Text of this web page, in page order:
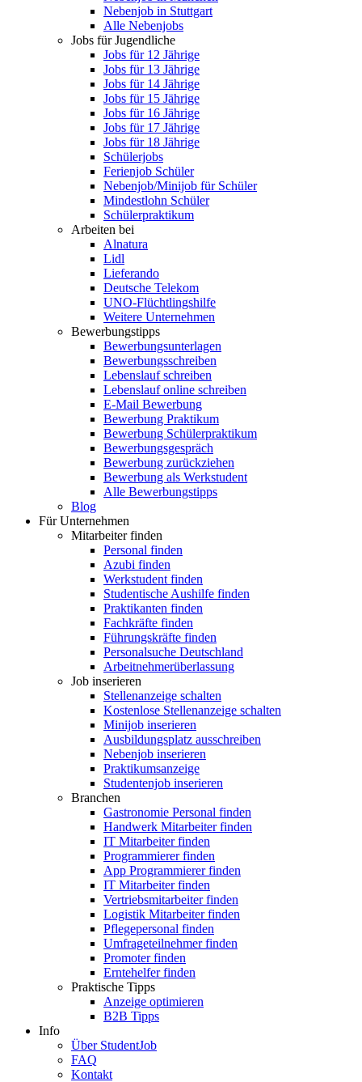
Nebenjob in Stuttgart
Alle Nebenjobs
Jobs für Jugendliche
Jobs für 12 Jährige
Jobs für 13 Jährige
Jobs für 14 Jährige
Jobs für 15 Jährige
Jobs für 16 Jährige
Jobs für 17 Jährige
Jobs für 18 Jährige
Schülerjobs
Ferienjob Schüler
Nebenjob/Minijob für Schüler
Mindestlohn Schüler
Schülerpraktikum
Arbeiten bei
Alnatura
Lidl
Lieferando
Deutsche Telekom
UNO-Flüchtlingshilfe
Weitere Unternehmen
Bewerbungstipps
Bewerbungsunterlagen
Bewerbungsschreiben
Lebenslauf schreiben
Lebenslauf online schreiben
E-Mail Bewerbung
Bewerbung Praktikum
Bewerbung Schülerpraktikum
Bewerbungsgespräch
Bewerbung zurückziehen
Bewerbung als Werkstudent
Alle Bewerbungstipps
Blog
Für Unternehmen
Mitarbeiter finden
Personal finden
Azubi finden
Werkstudent finden
Studentische Aushilfe finden
Praktikanten finden
Fachkräfte finden
Führungskräfte finden
Personalsuche Deutschland
Arbeitnehmerüberlassung
Job inserieren
Stellenanzeige schalten
Kostenlose Stellenanzeige schalten
Minijob inserieren
Ausbildungsplatz ausschreiben
Nebenjob inserieren
Praktikumsanzeige
Studentenjob inserieren
Branchen
Gastronomie Personal finden
Handwerk Mitarbeiter finden
IT Mitarbeiter finden
Programmierer finden
App Programmierer finden
IT Mitarbeiter finden
Vertriebsmitarbeiter finden
Logistik Mitarbeiter finden
Pflegepersonal finden
Umfrageteilnehmer finden
Promoter finden
Erntehelfer finden
Praktische Tipps
Anzeige optimieren
B2B Tipps
Info
Über StudentJob
FAQ
Kontakt